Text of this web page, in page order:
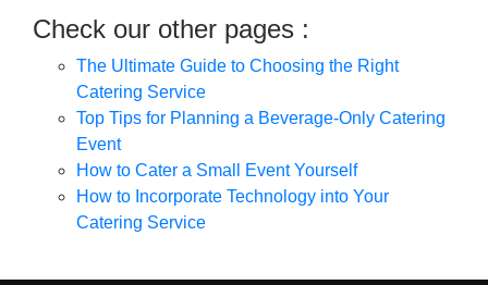
Check our other pages :
The Ultimate Guide to Choosing the Right
Catering Service
Top Tips for Planning a Beverage-Only Catering
Event
How to Cater a Small Event Yourself
How to Incorporate Technology into Your
Catering Service